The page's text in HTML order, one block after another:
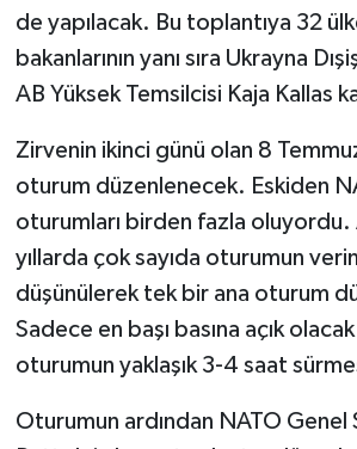
de yapılacak. Bu toplantıya 32
bakanlarının yanı sıra Ukrayna
AB Yüksek Temsilcisi Kaja Kallas
Zirvenin ikinci günü olan 8
oturum düzenlenecek. Eskiden
oturumları birden fazla oluyordu.
yıllarda çok sayıda oturumun
düşünülerek tek bir ana oturum
Sadece en başı basına açık
oturumun yaklaşık 3-4 saat
Oturumun ardından NATO